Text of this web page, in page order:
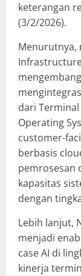
keterangan
(3/2/2026).
Menurutnya,
dari Terminal
Operating
customer-
berbasis
pemrosesan
kapasitas
dengan
Lebih lanjut,
menjadi
case AI di
kinerja